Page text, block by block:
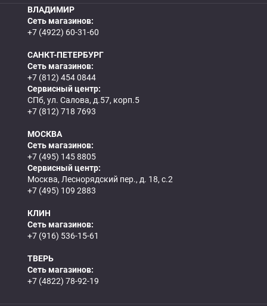
ВЛАДИМИР
Сеть магазинов:
+7 (4922) 60-31-60
САНКТ-ПЕТЕРБУРГ
Сеть магазинов:
+7 (812) 454 0844
Сервисный центр:
СПб, ул. Салова, д.57, корп.5
+7 (812) 718 7693
МОСКВА
Сеть магазинов:
+7 (495) 145 8805
Сервисный центр:
Москва, Леснорядский пер., д. 18, с.2
+7 (495) 109 2883
КЛИН
Сеть магазинов:
+7 (916) 536-15-61
ТВЕРЬ
Сеть магазинов:
+7 (4822) 78-92-19